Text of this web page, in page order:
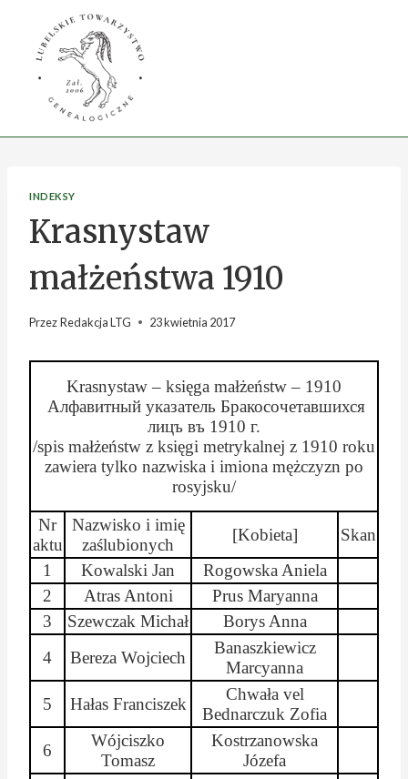
INDEKSY
Krasnystaw
małżeństwa 1910
PrzezRedakcja LTG 23 kwietnia 2017
Krasnystaw – księga małżeństw – 1910
Алфавитный указатель Бракосочетавшихся
лицъ въ 1910 г.
/spis małżeństw z księgi metrykalnej z 1910 roku
zawiera tylko nazwiska i imiona mężczyzn po
rosyjsku/
Nr
aktu
Nazwisko i imię
zaślubionych
[Kobieta]
Skan
1
Kowalski Jan
Rogowska Aniela
2
AtrasAntoni Prus Maryanna
3
Szewczak Michał
Borys Anna
4
Bereza Wojciech
Banaszkiewicz
Marcyanna
5
Hałas Franciszek
Chwała vel
Bednarczuk Zofia
6
Wójciszko
Tomasz
Kostrzanowska
Józefa